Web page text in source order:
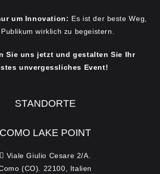
um Innovation: Es ist der beste Weg,
wirklich zu begeistern.
Sie uns jetzt und gestalten Sie Ihr
unvergessliches Event!
STANDORTE
COMO LAKE POINT
Viale Giulio Cesare 2/A.
(CO). 22100, Italien